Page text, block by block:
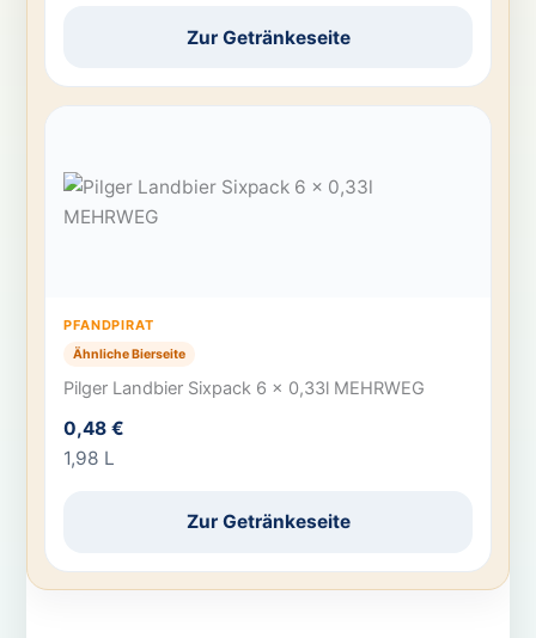
Zur Getränkeseite
PFANDPIRAT
Ähnliche Bierseite
Pilger Landbier Sixpack 6 x 0,33l MEHRWEG
0,48 €
1,98 L
Zur Getränkeseite